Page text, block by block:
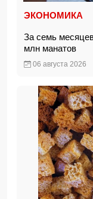
ЭКОНОМИКА
За семь
млн манатов
06 августа 2026